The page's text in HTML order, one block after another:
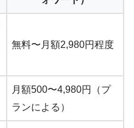
無料〜月額2,980円程度
月額500〜4,980円（プ
ランによる）